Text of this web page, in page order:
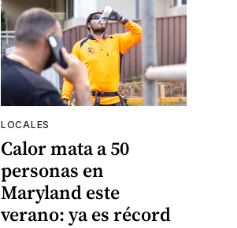
LOCALES
Calor mata a 50
personas en
Maryland este
verano: ya es récord